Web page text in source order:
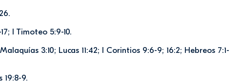
I Timoteo 5:9-10.
3:10; Lucas 11:42; I Corintios 9:6-9; 16:2; Hebreos 7:1-
19:8-9.